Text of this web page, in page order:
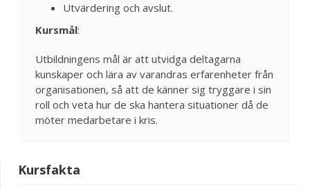
Utvärdering och avslut.
Kursmål:
Utbildningens mål är att utvidga deltagarna
kunskaper och lära av varandras erfarenheter från
organisationen, så att de känner sig tryggare i sin
roll och veta hur de ska hantera situationer då de
möter medarbetare i kris.
Kursfakta